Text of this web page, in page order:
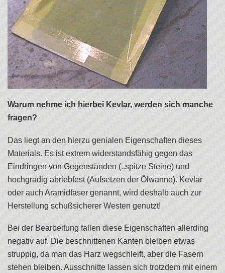
Warum nehme ich hierbei Kevlar, werden sich manche
fragen?
Das liegt an den hierzu genialen Eigenschaften dieses
Materials. Es ist extrem widerstandsfähig gegen das
Eindringen von Gegenständen (..spitze Steine) und
hochgradig abriebfest (Aufsetzen der Ölwanne). Kevlar
oder auch Aramidfaser genannt, wird deshalb auch zur
Herstellung schußsicherer Westen genutzt!
Bei der Bearbeitung fallen diese Eigenschaften allerding
negativ auf. Die beschnittenen Kanten bleiben etwas
struppig, da man das Harz wegschleift, aber die Fasern
stehen bleiben. Ausschnitte lassen sich trotzdem mit einem